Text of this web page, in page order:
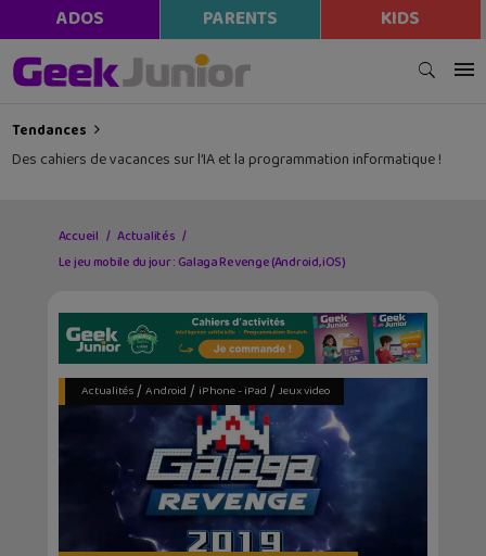
ADOS PARENTS KIDS
Tendances
Lecture d’été 2026 #5 : Agnès la Chevaleresse (tome 1)
Accueil
Actualités
Le jeu mobile du jour : Galaga Revenge (Android, iOS)
Actualités/ Android / iPhone - iPad / Jeux video
modal-check